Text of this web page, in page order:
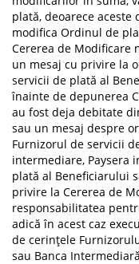
plată, deoarece aceste
modifica Ordinul de
Cererea de Modificare
un mesaj cu privire la
servicii de plată al
înainte de depunerea
au fost deja debitate
sau un mesaj despre
Furnizorul de servicii
intermediare, Paysera
plată al Beneficiarului
privire la Cererea de
responsabilitatea
adică în acest caz
de cerințele
sau Banca